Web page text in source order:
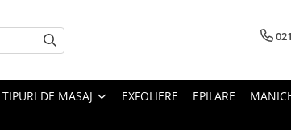
TIPURI DE MASAJ EXFOLIERE EPILARE